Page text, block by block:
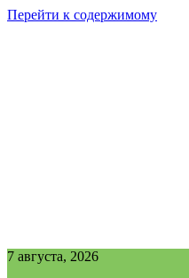
Перейти к содержимому
7 августа, 2026